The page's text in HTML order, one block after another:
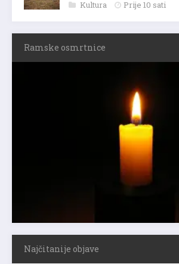
Kultura Prije 10 sati
Ramske osmrtnice
Najčitanije objave